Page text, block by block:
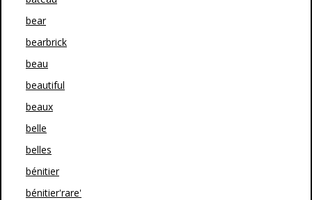
bear
bearbrick
beau
beautiful
beaux
belle
belles
bénitier
bénitier'rare'